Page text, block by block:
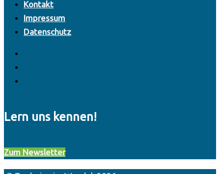
Kontakt
Impressum
Datenschutz
Lern uns kennen!
Zum Newsletter